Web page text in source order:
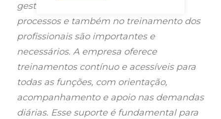
gestão e diretoria faz em todos os
processos e também no treinamento dos
profissionais são importantes e
necessários. A empresa oferece
treinamentos contínuo e acessíveis para
todas as funções, com orientação,
acompanhamento e apoio nas demandas
diárias. Esse suporte é fundamental para